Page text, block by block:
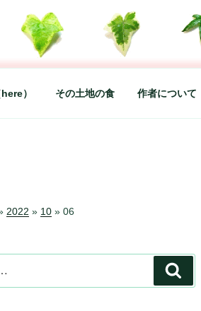
を旅した松本あづさのDIARYです
） その土地の食 作者について
2022 » 10 »06
索